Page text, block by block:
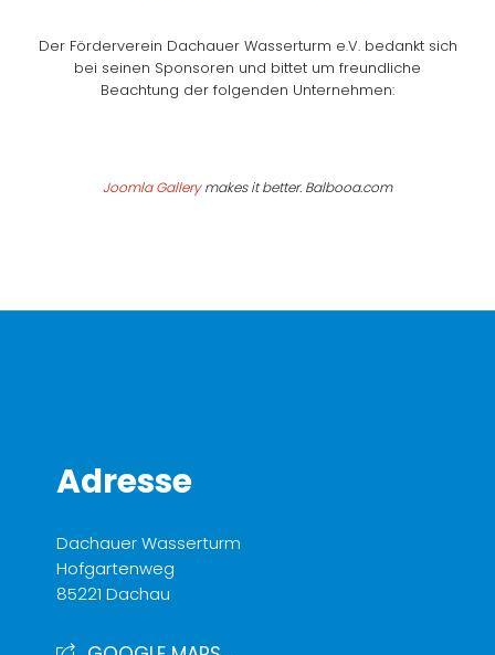
Der Förderverein Dachauer Wasserturm e.V. bedankt sich
bei seinen Sponsoren und bittet um freundliche
Beachtung der folgenden Unternehmen:
Joomla Gallerymakes it better. Balbooa.com
Adresse
Dachauer Wasserturm
Hofgartenweg
85221 Dachau